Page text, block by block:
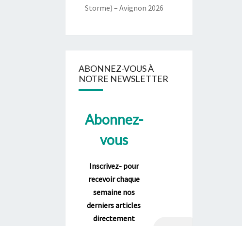
Storme) – Avignon 2026
ABONNEZ-VOUS À
NOTRE NEWSLETTER
Abonnez-
vous
Inscrivez- pour
recevoir chaque
semaine nos
derniers articles
directement